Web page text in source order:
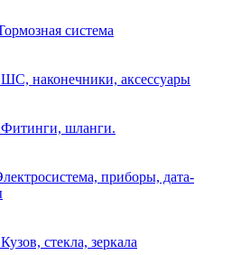
система
ШС, наконечники, аксессуары
Фитинги, шланги.
приборы, дата-
Кузов, стекла, зеркала